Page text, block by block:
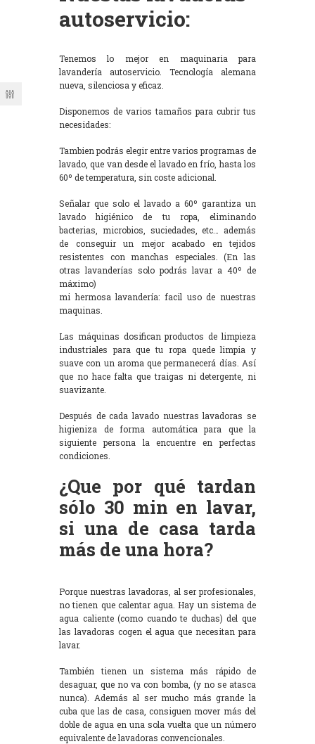
autoservicio:
Tenemos lo mejor en maquinaria para
lavandería autoservicio. Tecnología alemana
nueva, silenciosa y eficaz.
Disponemos de varios tamaños para cubrir tus
necesidades:
Tambien podrás elegir entre varios programas de
lavado, que van desde el lavado en frío, hasta los
60º de temperatura, sin coste adicional.
Señalar que solo el lavado a 60º garantiza un
lavado higiénico de tu ropa, eliminando
bacterias, microbios, suciedades, etc… además
de conseguir un mejor acabado en tejidos
resistentes con manchas especiales. (En las
otras lavanderías solo podrás lavar a 40º de
máximo)
mi hermosa lavandería: facil uso de nuestras
maquinas.
Las máquinas dosifican productos de limpieza
industriales para que tu ropa quede limpia y
suave con un aroma que permanecerá días. Así
que no hace falta que traigas ni detergente, ni
suavizante.
Después de cada lavado nuestras lavadoras se
higieniza de forma automática para que la
siguiente persona la encuentre en perfectas
condiciones.
¿Que por qué tardan
sólo 30 min en lavar,
si una de casa tarda
más de una hora?
Porque nuestras lavadoras, al ser profesionales,
no tienen que calentar agua. Hay un sistema de
agua caliente (como cuando te duchas) del que
las lavadoras cogen el agua que necesitan para
lavar.
También tienen un sistema más rápido de
desaguar, que no va con bomba, (y no se atasca
nunca). Además al ser mucho más grande la
cuba que las de casa, consiguen mover más del
doble de agua en una sola vuelta que un número
equivalente de lavadoras convencionales.